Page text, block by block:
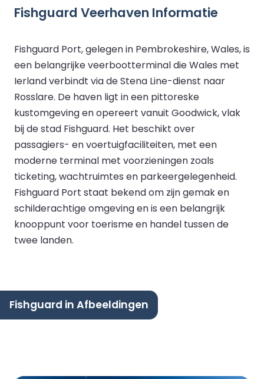
Fishguard Veerhaven Informatie
Fishguard Port, gelegen in Pembrokeshire, Wales, is
een belangrijke veerbootterminal die Wales met
Ierland verbindt via de Stena Line-dienst naar
Rosslare. De haven ligt in een pittoreske
kustomgeving en opereert vanuit Goodwick, vlak
bij de stad Fishguard. Het beschikt over
passagiers- en voertuigfaciliteiten, met een
moderne terminal met voorzieningen zoals
ticketing, wachtruimtes en parkeergelegenheid.
Fishguard Port staat bekend om zijn gemak en
schilderachtige omgeving en is een belangrijk
knooppunt voor toerisme en handel tussen de
twee landen.
Fishguard in Afbeeldingen